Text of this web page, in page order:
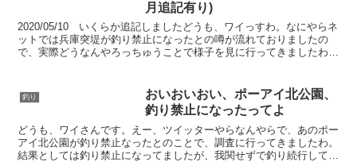
月追記有り)
2020/05/10 いくらか追記しましたどうも、ワイっすわ。なにやらネ
ットでは兵庫突堤が釣り禁止になったとの噂が流れておりましたの
で、実際どうなんやろっちゅうことで様子を見に行ってきましたわ。
釣り
おいおいおい、ポーアイ北公園、
釣り禁止になったってよ
どうも、ワイさんです。えー、ツイッターやらなんやらで、あのポー
アイ北公園が釣り禁止なったとのことで、調査に行ってきましたわ。
結果としては釣り禁止になってましたが、我関せずで釣り続行してる